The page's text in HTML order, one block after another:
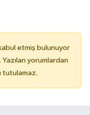
etmiş bulunuyor
yorumlardan
tutulamaz.